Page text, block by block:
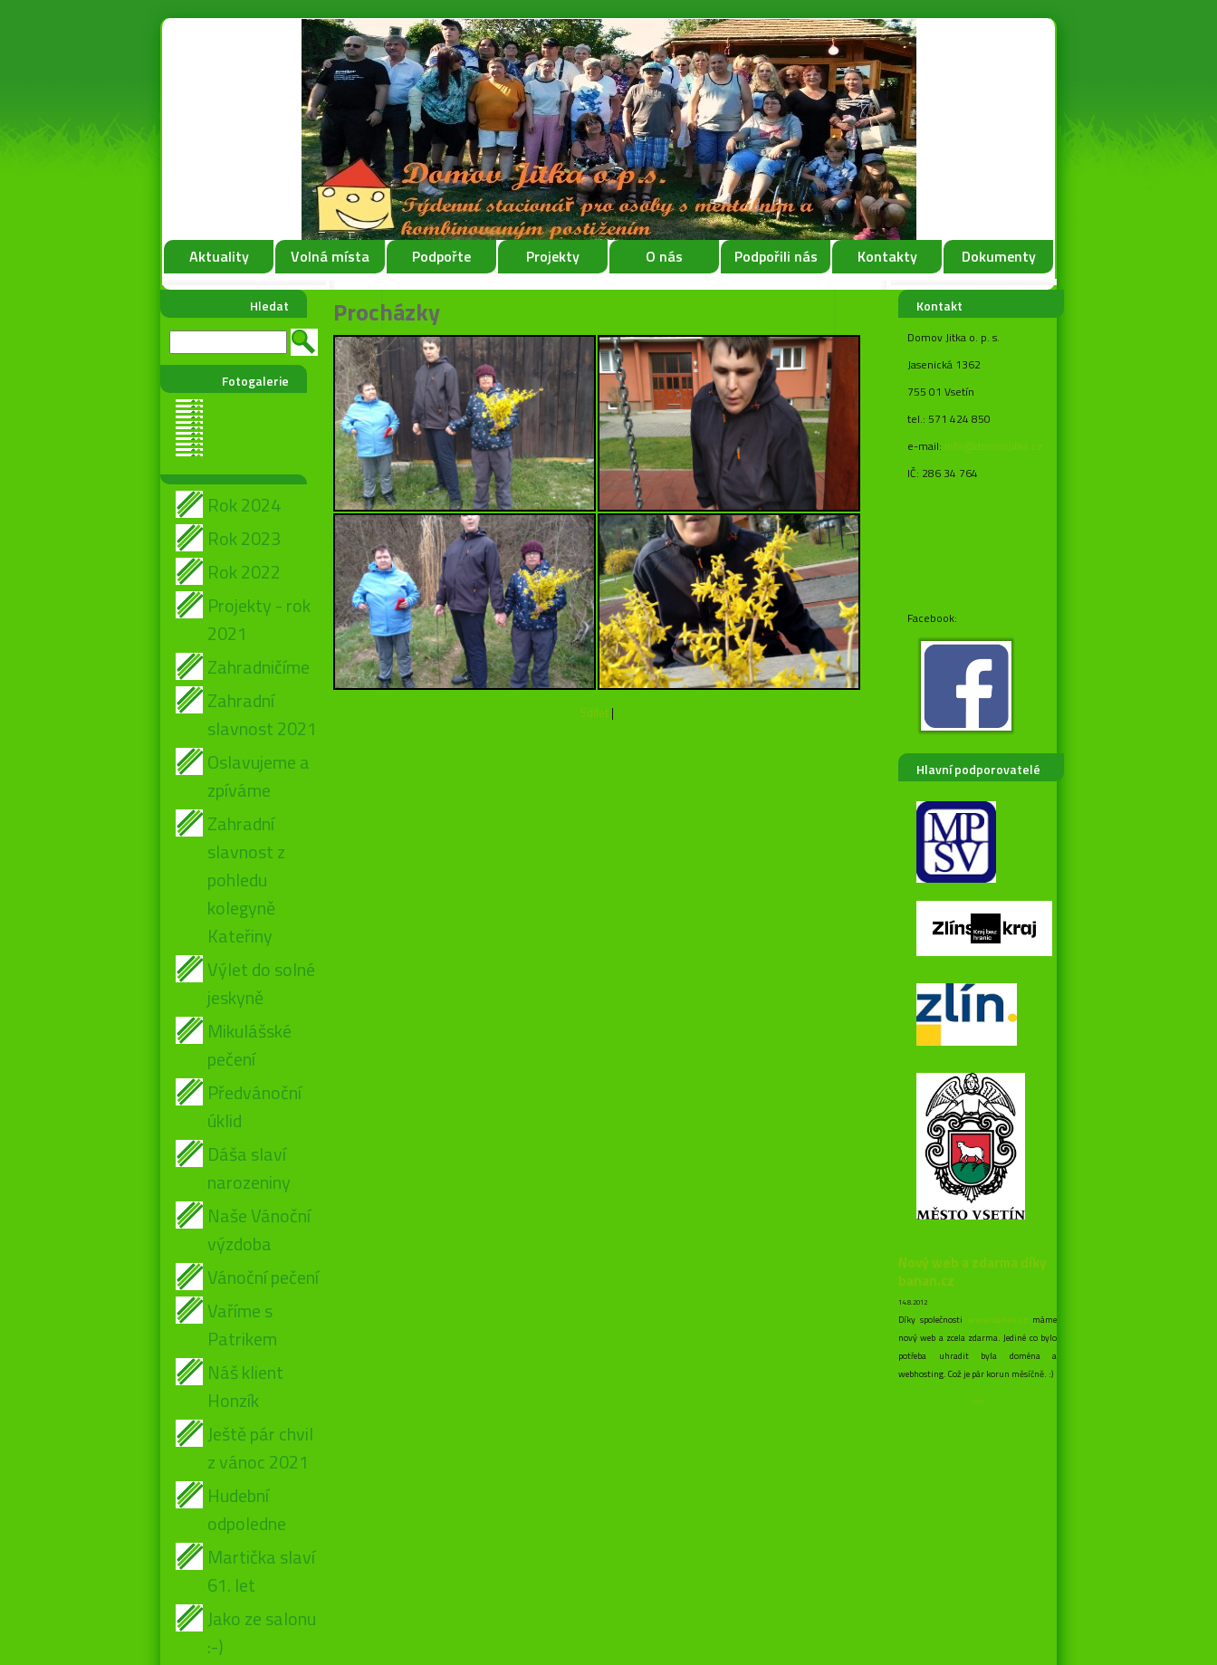
Aktuality Volná místa Podpořte Projekty O nás Podpořili nás Kontakty Dokumenty
Hledat
Fotogalerie
Rok 2024
Rok 2023
Rok 2022
Projekty - rok
2021
Zahradničíme
Zahradní
slavnost 2021
Oslavujeme a
zpíváme
Zahradní
slavnost z
pohledu
kolegyně
Kateřiny
Výlet do solné
jeskyně
Mikulášské
pečení
Předvánoční
úklid
Dáša slaví
narozeniny
Naše Vánoční
výzdoba
Vánoční pečení
Vaříme s
Patrikem
Náš klient
Honzík
Ještě pár chvil
z vánoc 2021
Hudební
odpoledne
Martička slaví
61. let
Jako ze salonu
:-)
Kontakt
Domov Jitka o. p. s.
Jasenická 1362
755 01 Vsetín
tel.: 571 424 850
e-mail: info@domovjitka.cz
IČ: 286 34 764
Facebook:
Hlavní podporovatelé
Nový web a zdarma díky
banan.cz
14.8.2012
Díky společnosti www.banan.cz máme
nový web a zcela zdarma. Jediné co bylo
potřeba uhradit byla doména a
webhosting. Což je pár korun měsíčně. :)
RSS
Procházky
Sdílet |